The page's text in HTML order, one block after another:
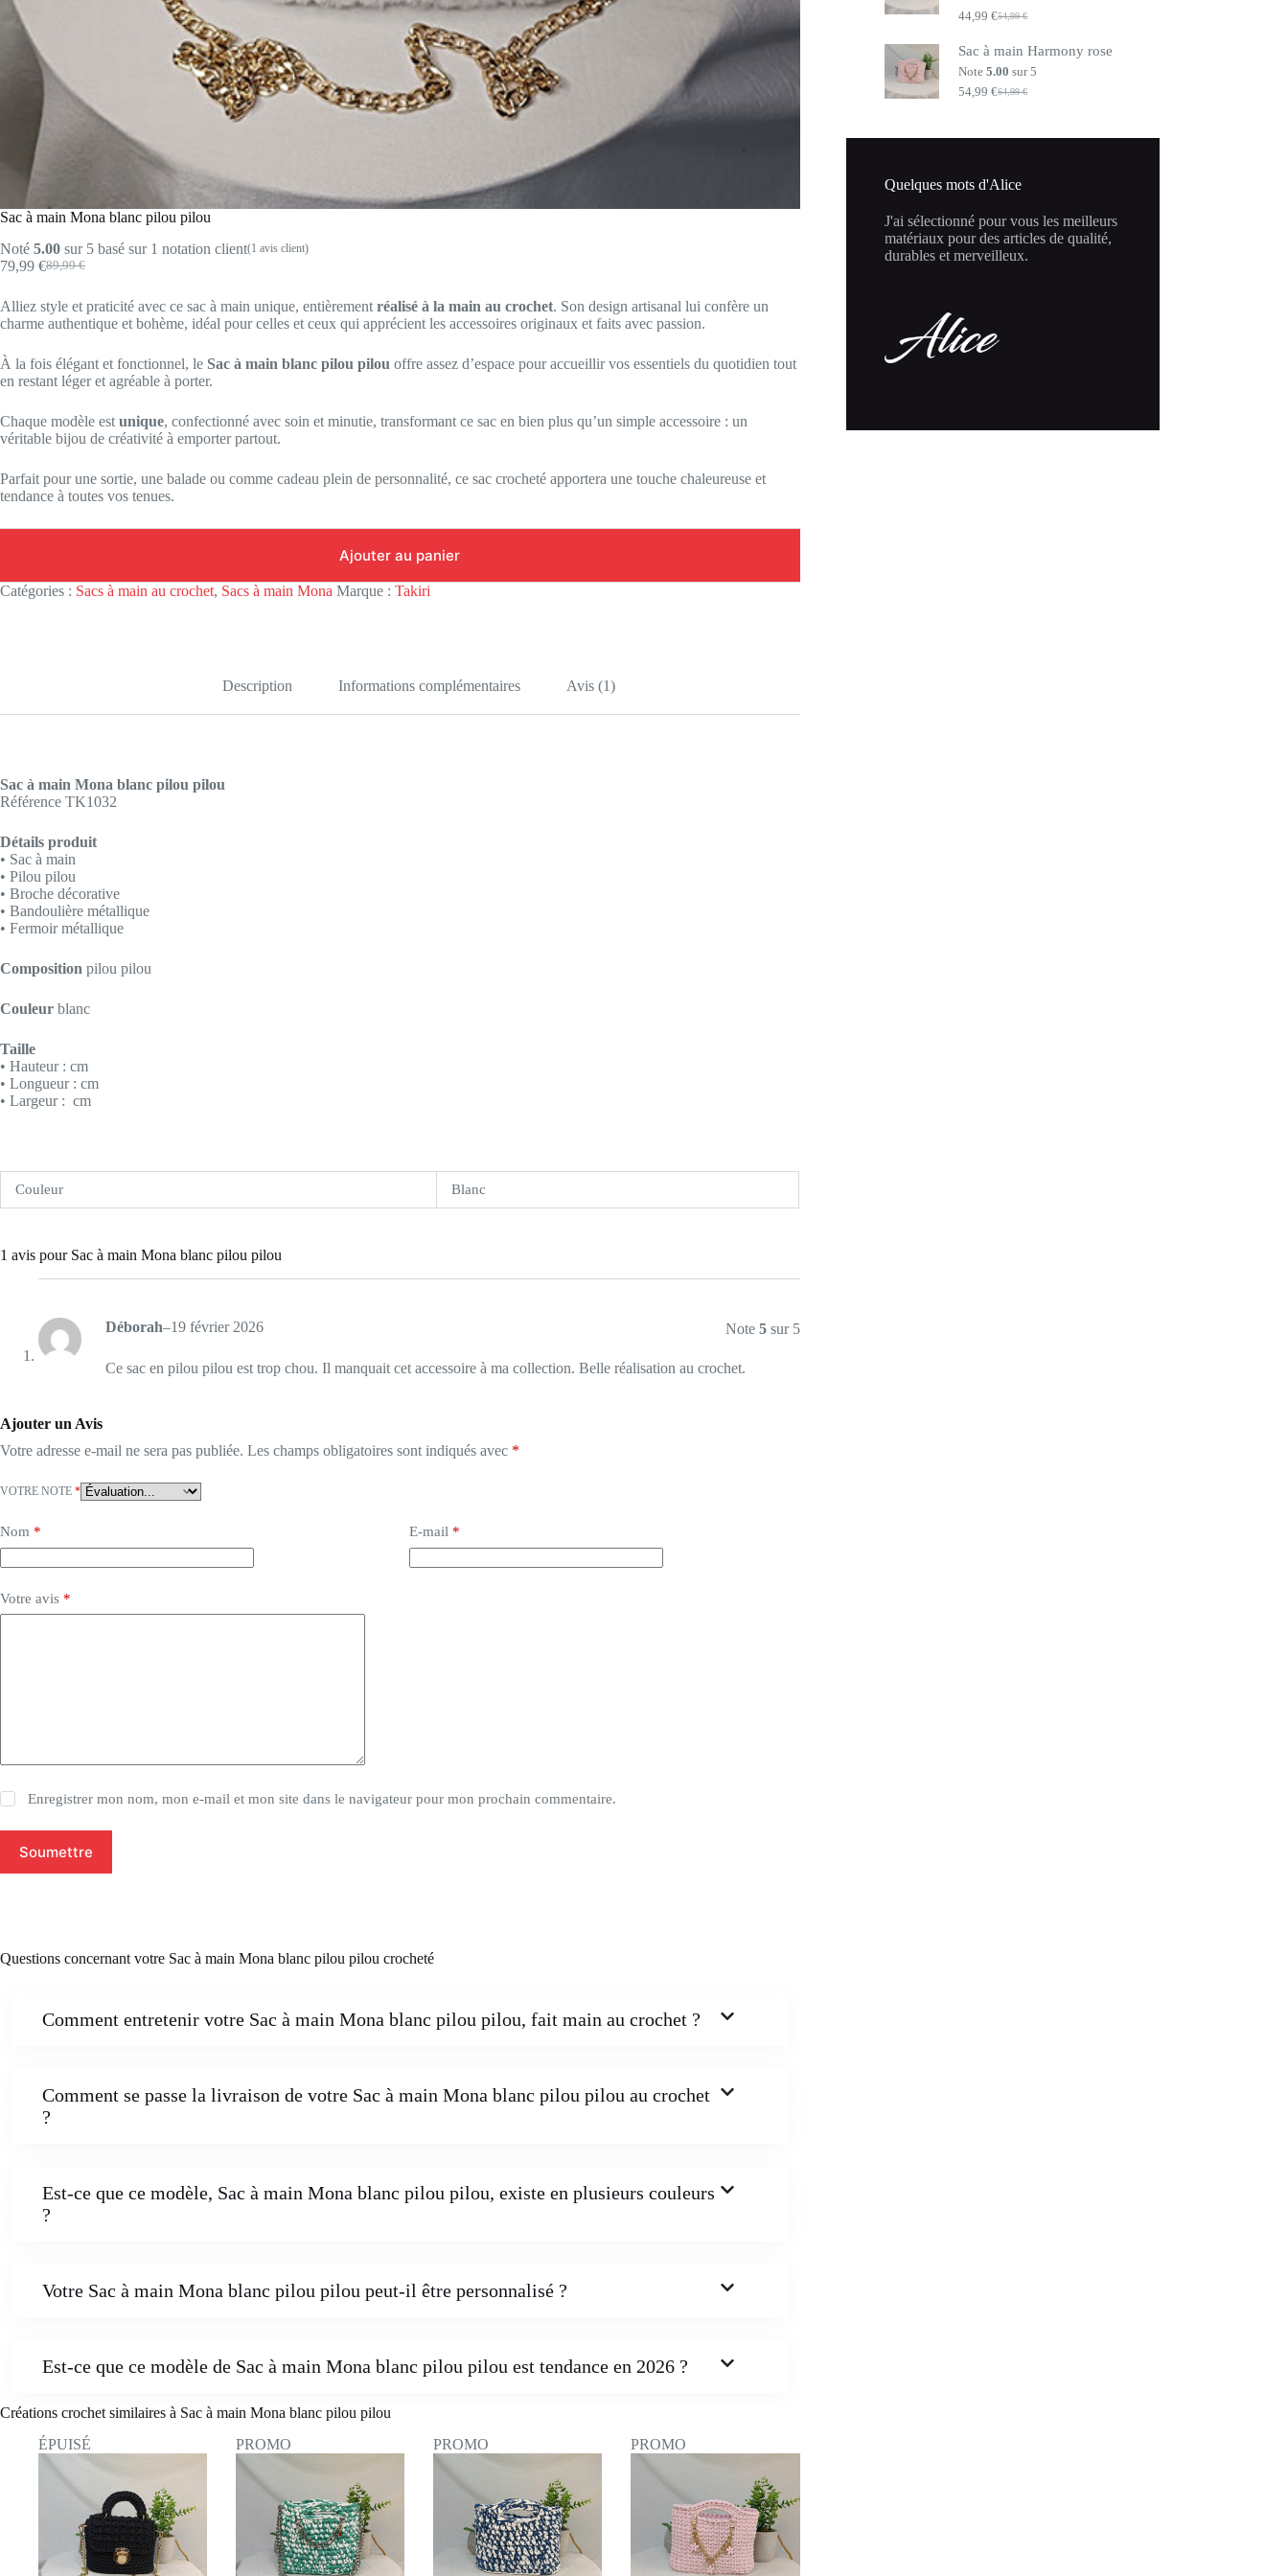
Sac à main Mona blanc pilou pilou
Noté 5.00 sur 5 basé sur 1 notation client(1 avis client)
89,99€
Le
initial
était :
79,99 €Le
actuel
est :
Alliez style et praticité avec ce sac à main unique, entièrement réalisé à la main au crochet. Son design artisanal lui confère un
charme authentique et bohème, idéal pour celles et ceux qui apprécient les accessoires originaux et faits avec passion.
À la fois élégant et fonctionnel, le Sac à main blanc pilou pilou offre assez d’espace pour accueillir vos essentiels du quotidien tout
en restant léger et agréable à porter.
Chaque modèle est unique, confectionné avec soin et minutie, transformant ce sac en bien plus qu’un simple accessoire : un
véritable bijou de créativité à emporter partout.
Parfait pour une sortie, une balade ou comme cadeau plein de personnalité, ce sac crocheté apportera une touche chaleureuse et
tendance à toutes vos tenues.
Ajouter au panier
Catégories : Sacs à main au crochet, Sacs à main Mona Marque : Takiri
Description Informations complémentaires Avis (1)
Sac à main Mona blanc pilou pilou
Référence TK1032
Détails produit
• Sac à main
• Pilou pilou
• Broche décorative
• Bandoulière métallique
• Fermoir métallique
Composition pilou pilou
Couleur blanc
Taille
• Hauteur : cm
• Longueur : cm
• Largeur : cm
Couleur Blanc
1 avis pour Sac à main Mona blanc pilou pilou
Note 5sur 5
Déborah–19 février 2026
Ce sac en pilou pilou est trop chou. Il manquait cet accessoire à ma collection. Belle réalisation au crochet.
Ajouter un Avis
Votre adresse e-mail ne sera pas publiée. Les champs obligatoires sont indiqués avec *
VOTRE NOTE *
Nom * E-mail *
Votre avis *
Enregistrer mon nom, mon e-mail et mon site dans le navigateur pour mon prochain commentaire.
Soumettre
Questions concernant votre Sac à main Mona blanc pilou pilou crocheté
Comment entretenir votre Sac à main Mona blanc pilou pilou, fait main au crochet ?
Comment se passe la livraison de votre Sac à main Mona blanc pilou pilou au crochet
?
Est-ce que ce modèle, Sac à main Mona blanc pilou pilou, existe en plusieurs couleurs
?
Votre Sac à main Mona blanc pilou pilou peut-il être personnalisé ?
Est-ce que ce modèle de Sac à main Mona blanc pilou pilou est tendance en 2026 ?
Créations crochet similaires à Sac à main Mona blanc pilou pilou
ÉPUISÉ
PROMO PROMO PROMO
54,99€
Le
initial
était :
44,99€
Le
actuel
est :
Sac à main Harmony rose
Note5.00 sur 5
64,99€
Le
54,99€
Le
Quelques mots d'Alice
J'ai sélectionné pour vous les meilleurs
matériaux pour des articles de qualité,
durables et merveilleux.